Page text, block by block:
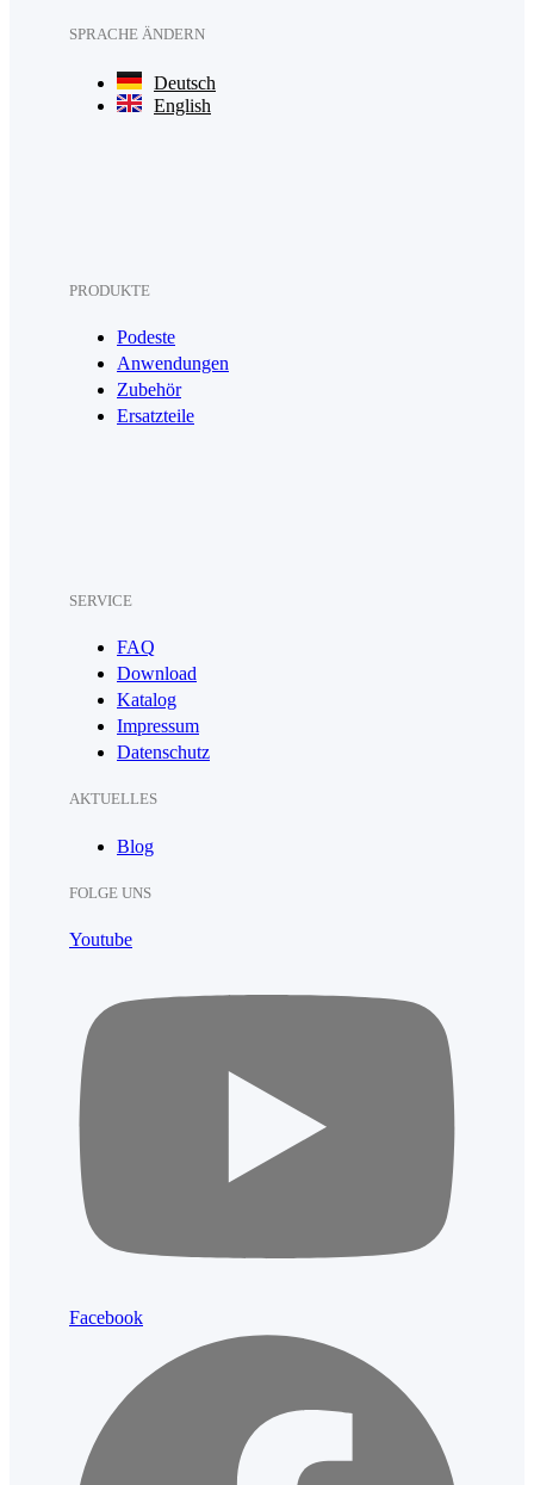
SPRACHE ÄNDERN
Deutsch
English
PRODUKTE
Podeste
Anwendungen
Zubehör
Ersatzteile
SERVICE
FAQ
Download
Katalog
Impressum
Datenschutz
AKTUELLES
Blog
FOLGE UNS
Youtube
Facebook